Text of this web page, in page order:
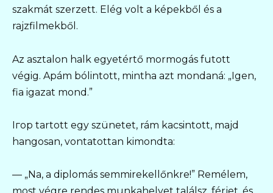
szakmát szerzett. Elég volt a képekből és a
rajzfilmekből.
Az asztalon halk egyetértő mormogás futott
végig. Apám bólintott, mintha azt mondaná: „Igen,
fia igazat mond.”
Iгор tartott egy szünetet, rám kacsintott, majd
hangosan, vontatottan kimondta:
— „Na, a diplomás semmirekellőnkre!” Remélem,